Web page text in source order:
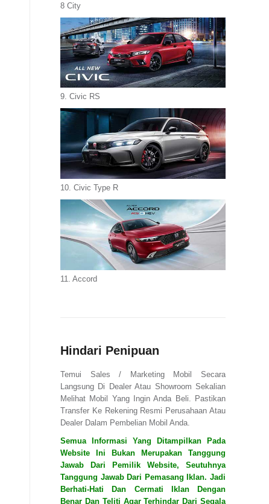
8 City
9. Civic RS
10. Civic Type R
11. Accord
Hindari Penipuan
Temui Sales / Marketing Mobil Secara
Langsung Di Dealer Atau Showroom Sekalian
Melihat Mobil Yang Ingin Anda Beli. Pastikan
Transfer Ke Rekening Resmi Perusahaan Atau
Dealer Dalam Pembelian Mobil Anda.
Semua Informasi Yang Ditampilkan Pada
Website Ini Bukan Merupakan Tanggung
Jawab Dari Pemilik Website, Seutuhnya
Tanggung Jawab Dari Pemasang Iklan. Jadi
Berhati-Hati Dan Cermati Iklan Dengan
Benar Dan Teliti Agar Terhindar Dari Segala